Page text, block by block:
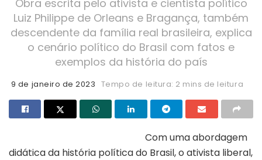
Obra escrita pelo ativista e cientista político
Luiz Philippe de Orleans e Bragança, também
descendente da família real brasileira, explica
o cenário político do Brasil com fatos e
exemplos da história do país
9 de janeiro de 2023 Tempo de leitura: 2 mins de leitura
Com uma abordagem
didática da história política do Brasil, o ativista liberal,